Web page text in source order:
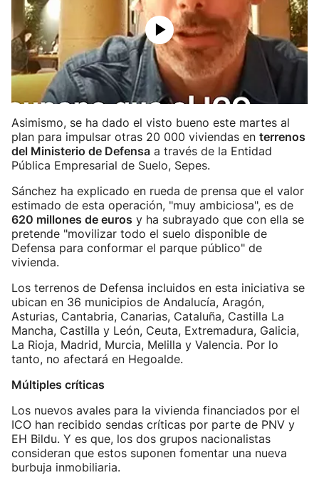
Asimismo, se ha dado el visto bueno este martes al
plan para impulsar otras 20 000 viviendas en terrenos
del Ministerio de Defensa a través de la Entidad
Pública Empresarial de Suelo, Sepes.
Sánchez ha explicado en rueda de prensa que el valor
estimado de esta operación, "muy ambiciosa", es de
620 millones de euros y ha subrayado que con ella se
pretende "movilizar todo el suelo disponible de
Defensa para conformar el parque público" de
vivienda.
Los terrenos de Defensa incluidos en esta iniciativa se
ubican en 36 municipios de Andalucía, Aragón,
Asturias, Cantabria, Canarias, Cataluña, Castilla La
Mancha, Castilla y León, Ceuta, Extremadura, Galicia,
La Rioja, Madrid, Murcia, Melilla y Valencia. Por lo
tanto, no afectará en Hegoalde.
Múltiples críticas
Los nuevos avales para la vivienda financiados por el
ICO han recibido sendas críticas por parte de PNV y
EH Bildu. Y es que, los dos grupos nacionalistas
consideran que estos suponen fomentar una nueva
burbuja inmobiliaria.